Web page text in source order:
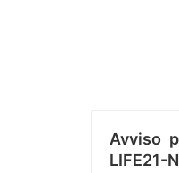
Avviso
LIFE21-